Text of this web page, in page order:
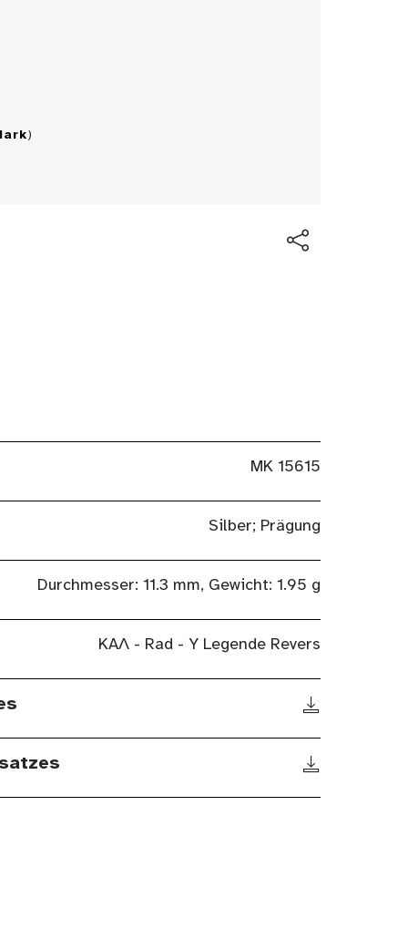
)
MK 15615
Silber; Prägung
Durchmesser: 11.3 mm, Gewicht: 1.95 g
KAΛ - Rad - Y Legende Revers